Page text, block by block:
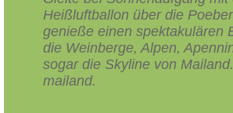
Heißluftballon über die
genieße einen spektakulären
die Weinberge, Alpen,
sogar die Skyline von
mailand.